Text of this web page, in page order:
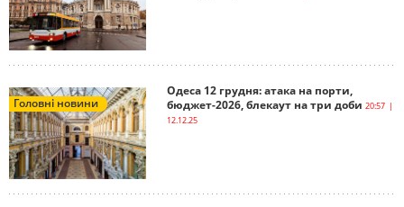
Головні новини
Одеса 12 грудня: атака на порти,
бюджет-2026, блекаут на три доби 20:57 |
12.12.25